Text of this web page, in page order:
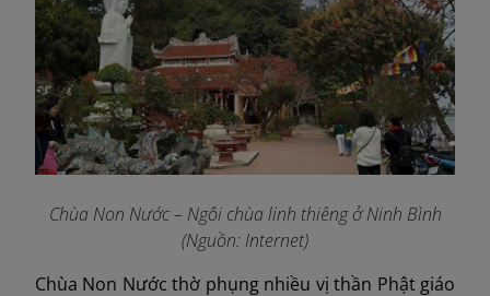
Chùa Non Nước – Ngôi chùa linh thiêng ở Ninh Bình
(Nguồn: Internet)
Chùa Non Nước thờ phụng nhiều vị thần Phật giáo